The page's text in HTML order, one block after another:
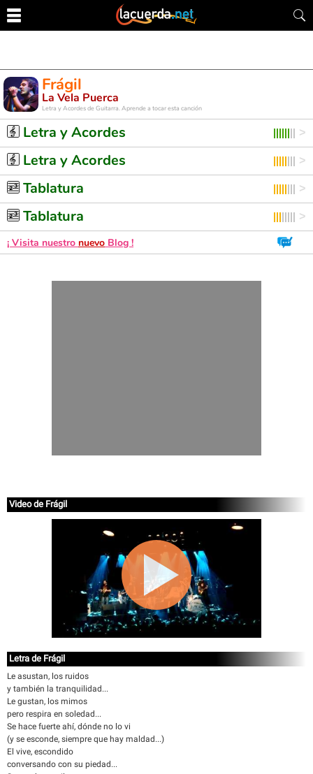
Frágil
La Vela Puerca
Letra y Acordes de Guitarra. Aprende a tocar esta canción
Letra y Acordes
Letra y Acordes
Tablatura
Tablatura
¡ Visita nuestro nuevo Blog !
Video de Frágil
Letra de Frágil
Le asustan, los ruidos
y también la tranquilidad...
Le gustan, los mimos
pero respira en soledad...
Se hace fuerte ahí, dónde no lo vi
(y se esconde, siempre que hay maldad...)
El vive, escondido
conversando con su piedad...